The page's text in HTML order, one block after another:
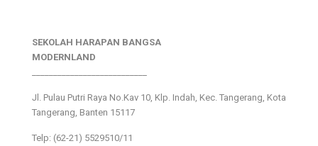
SEKOLAH HARAPAN BANGSA
MODERNLAND
Jl. Pulau Putri Raya No.Kav 10, Klp. Indah, Kec. Tangerang, Kota
Tangerang, Banten 15117
Telp: (62-21) 5529510/11